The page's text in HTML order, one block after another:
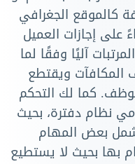
كالموقع الجغرافي
على إجازات العميل
آليًا وفقًا لما
المكافآت ويقتطع
كما لك التحكم
نظام دفترة، بحيث
بعض المهام
بها بحيث لا يستطيع